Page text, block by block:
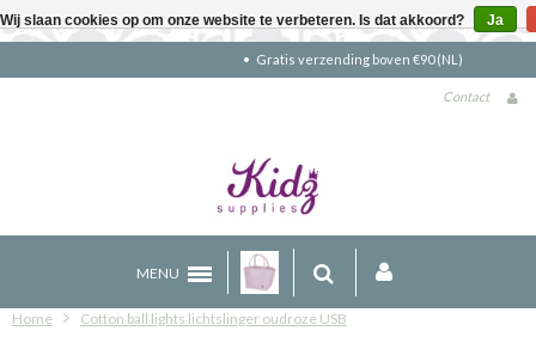
Gratis verzending boven €90 (NL)
Contact
MENU
Home Cotton ball lights lichtslinger oudroze USB
Wij slaan cookies op om onze website te verbeteren. Is dat akkoord? Ja